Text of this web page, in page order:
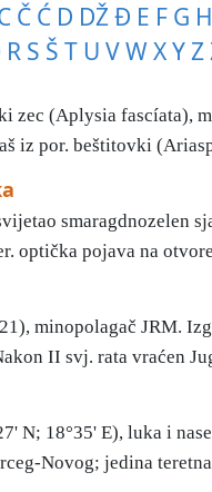
Č Ć D DŽĐ E F G H
R S Š T U VWXYZ
zec (Aplysia fascíata),
iz por. beštitovki
smaragdnozelen
optička pojava na
minopolagač JRM.
II svj. rata vraćen
N; 18°35' E), luka i
Novog; jedina